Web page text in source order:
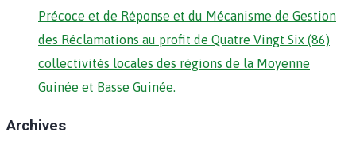
Précoce et de Réponse et du Mécanisme de Gestion
des Réclamations au profit de Quatre Vingt Six (86)
collectivités locales des régions de la Moyenne
Guinée et Basse Guinée.
Archives